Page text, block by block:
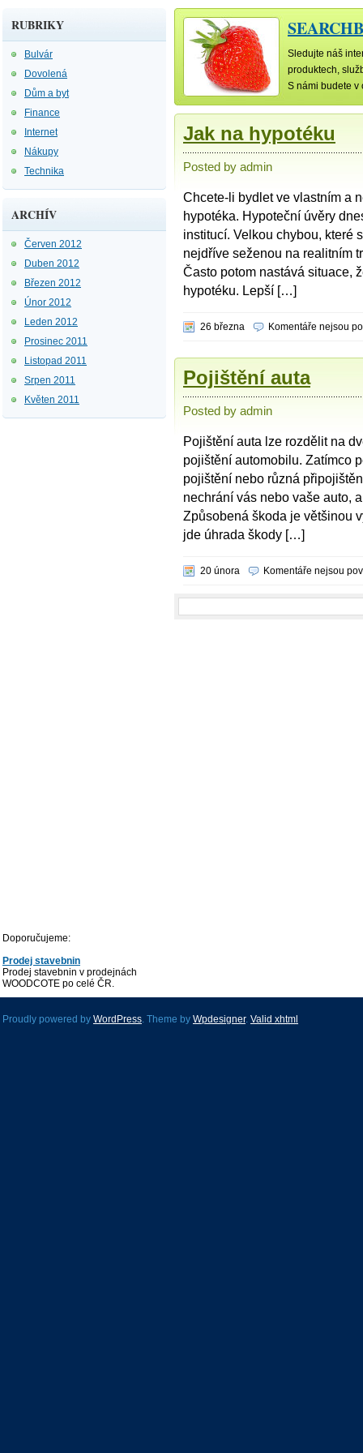
RUBRIKY
Bulvár
Dovolená
Dům a byt
Finance
Internet
Nákupy
Technika
ARCHÍV
Červen 2012
Duben 2012
Březen 2012
Únor 2012
Leden 2012
Prosinec 2011
Listopad 2011
Srpen 2011
Květen 2011
Doporučujeme:
Prodej stavebnin
Prodej stavebnin v prodejnách
WOODCOTE po celé ČR.
Sledujte náš
produktech,
S námi budete v
Jak na hypotéku
Posted by admin
Chcete-li bydlet ve vlastním a
hypotéka. Hypoteční úvěry
institucí. Velkou chybou, které
nejdříve seženou na realitním
Často potom nastává situace,
hypotéku. Lepší […]
26 března Komentáře nejsou
Pojištění auta
Posted by admin
Pojištění auta lze rozdělit na
pojištění automobilu. Zatímco
pojištění nebo různá
nechrání vás nebo vaše auto,
Způsobená škoda je většinou
jde úhrada škody […]
20 února Komentáře nejsou
Proudly powered by WordPress. Theme by Wpdesigner. Valid xhtml